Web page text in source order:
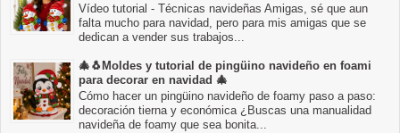
Vídeo tutorial - Técnicas navideñas Amigas, sé que aun
falta mucho para navidad, pero para mis amigas que se
dedican a vender sus trabajos...
🎄🐧Moldes y tutorial de pingüino navideño en foami
para decorar en navidad 🎄
Cómo hacer un pingüino navideño de foamy paso a paso:
decoración tierna y económica ¿Buscas una manualidad
navideña de foamy que sea bonita...